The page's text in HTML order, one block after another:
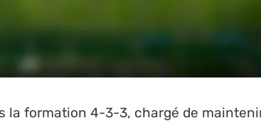
la formation 4-3-3, chargé de